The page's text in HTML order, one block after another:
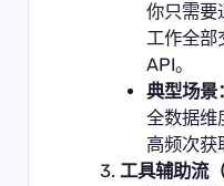
你只需要
工作全
API。
典型场景：
全数据维
高频次获
工具辅助流